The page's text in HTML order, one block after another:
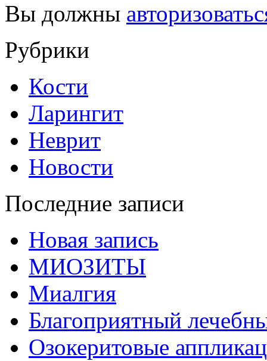
Вы должны
Рубрики
Кости
Ларингит
Неврит
Новости
Последние записи
Новая запись
МИОЗИТЫ
Миалгия
Благоприятный
Озокеритовые